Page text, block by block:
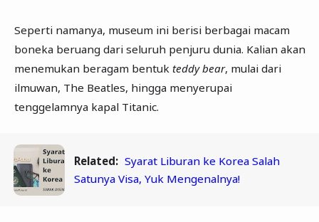
Seperti namanya, museum ini berisi berbagai macam
boneka beruang dari seluruh penjuru dunia. Kalian akan
menemukan beragam bentuk teddy bear, mulai dari
ilmuwan, The Beatles, hingga menyerupai
tenggelamnya kapal Titanic.
Related: Syarat Liburan ke Korea Salah
Satunya Visa, Yuk Mengenalnya!